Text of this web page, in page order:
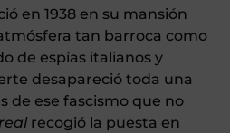
en 1938 en su mansión
tan barroca como
de espías italianos y
desapareció toda una
de ese fascismo que no
recogió la puesta en